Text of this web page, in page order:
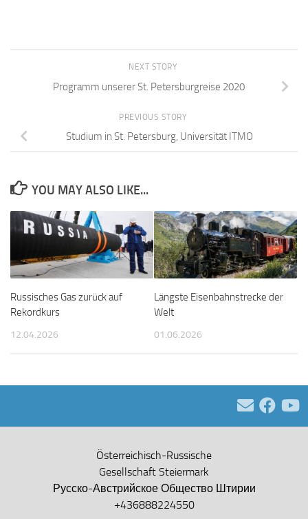
NEXT STORY
Programm unserer St. Petersburgreise 2020
PREVIOUS STORY
Studium in St. Petersburg, Universität ITMO
YOU MAY ALSO LIKE...
Russisches Gas zurück auf
Rekordkurs
12.04.2026
Längste Eisenbahnstrecke der
Welt
01.06.2026
Österreichisch-Russische
Gesellschaft Steiermark
Русско-Австрийское Общество Штирии
+436888224550